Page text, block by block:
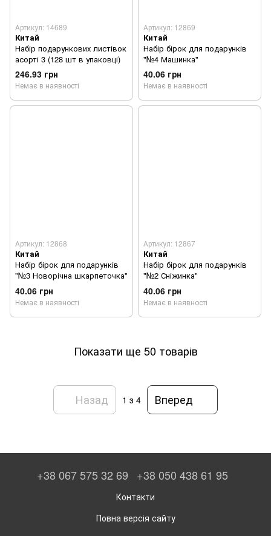
Артикул: 14689
Китай
Набір подарункових листівок
асорті 3 (128 шт в упаковці)
246.93 грн
Немає в наявності
Артикул: 12869
Китай
Набір бірок для подарунків
"№4 Машинка"
40.06 грн
Немає в наявності
Артикул: 12868
Китай
Набір бірок для подарунків
"№3 Новорічна шкарпеточка"
40.06 грн
Немає в наявності
Артикул: 12867
Китай
Набір бірок для подарунків
"№2 Сніжинка"
40.06 грн
Немає в наявності
Показати ще 50 товарів
Назад 1 з 4 Вперед
+38 067 575 32 69 +38 050 438 61 95
Контакти
Повна версія сайту